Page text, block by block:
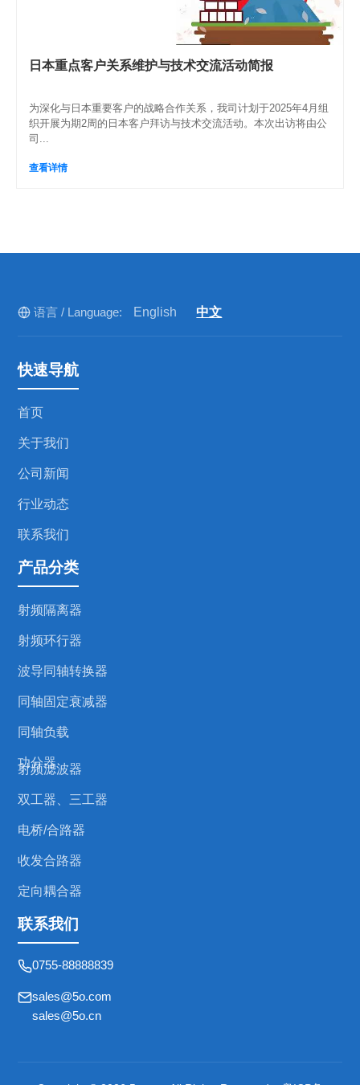
日本重点客户关系维护与技术交流活动简报
为深化与日本重要客户的战略合作关系，我司计划于2025年4月组
织开展为期2周的日本客户拜访与技术交流活动。本次出访将由公
司...
查看详情
语言 / Language: English 中文
快速导航
首页
关于我们
公司新闻
行业动态
联系我们
产品分类
射频隔离器
射频环行器
波导同轴转换器
同轴固定衰减器
同轴负载
功分器
射频滤波器
双工器、三工器
电桥/合路器
收发合路器
定向耦合器
联系我们
0755-88888839
sales@5o.com
sales@5o.cn